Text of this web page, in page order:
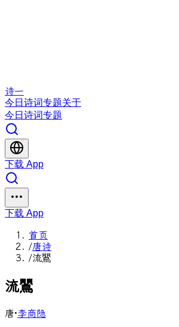
诗一
今日 诗词专题关于
今日 诗词专题
下载 App
下载 App
首页
/唐诗
/流鸎
流鸎
唐·李商隐